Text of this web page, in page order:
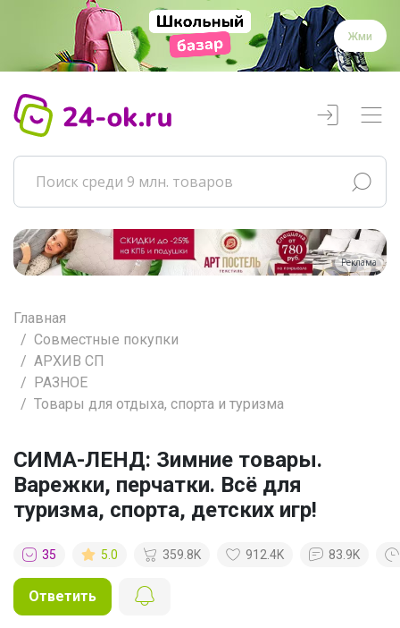
Жми
Реклама
Главная
Совместные покупки
АРХИВ СП
РАЗНОЕ
Товары для отдыха, спорта и туризма
СИМА-ЛЕНД: Зимние товары.
Варежки, перчатки. Всё для
туризма, спорта, детских игр!
35 5.0 359.8K 912.4K 83.9K
Ответить